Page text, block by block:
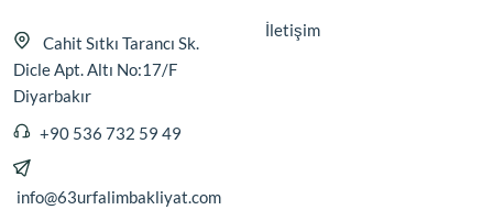
Cahit Sıtkı Tarancı Sk.
Dicle Apt. Altı No:17/F
Diyarbakır
+90 536 732 59 49
info@63urfalimbakliyat.com
İletişim